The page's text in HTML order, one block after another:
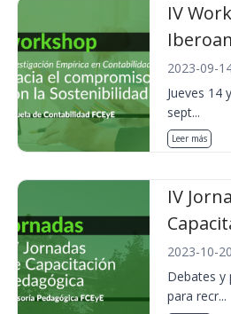
IV
2023-09-
Jueves 14
sept...
Leer más
IV
2023-10-
Debates y
para recr...